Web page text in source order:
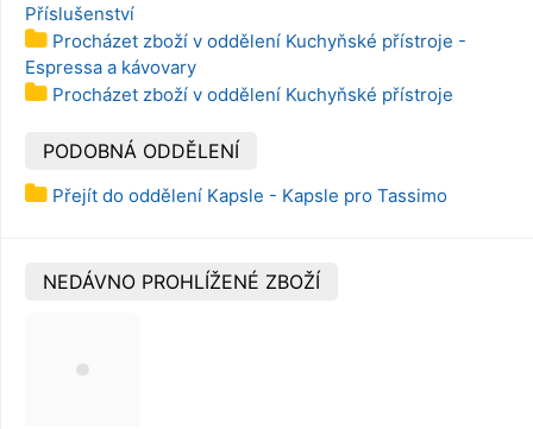
Příslušenství
Procházet zboží v oddělení Kuchyňské přístroje -
Espressa a kávovary
Procházet zboží v oddělení Kuchyňské přístroje
PODOBNÁ ODDĚLENÍ
Přejít do oddělení Kapsle - Kapsle pro Tassimo
NEDÁVNO PROHLÍŽENÉ ZBOŽÍ